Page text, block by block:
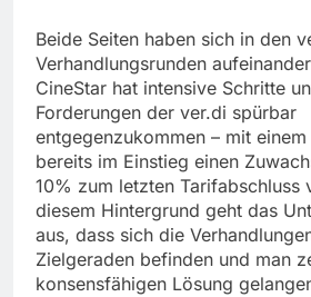
Beide Seiten haben sich in den
Verhandlungsrunden
CineStar hat intensive Schritte
Forderungen der ver.di spürbar
entgegenzukommen – mit
bereits im Einstieg einen
10% zum letzten Tarifabschluss
diesem Hintergrund geht das
aus, dass sich die
Zielgeraden befinden und man
konsensfähigen Lösung